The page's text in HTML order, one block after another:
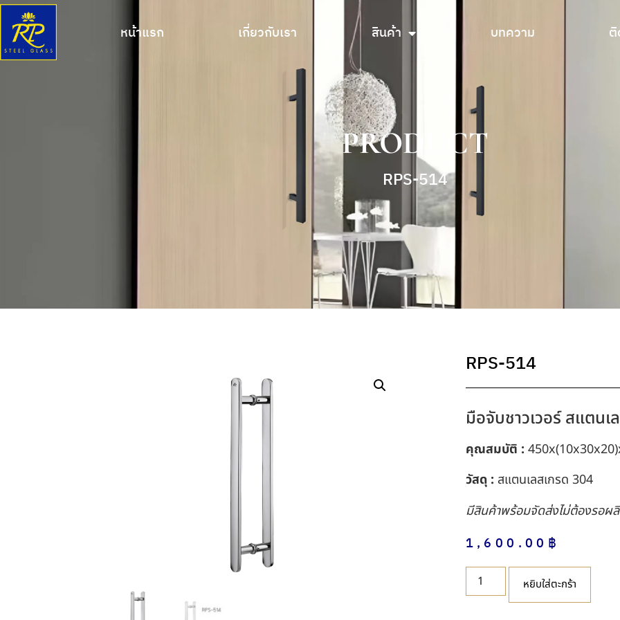
หน้าแรก เกี่ยวกับเรา สินค้า บทความ
หน้าแรก เกี่ยวกับเรา สินค้า บทความ
PRODUCT
RPS-514
RPS-514
มือจับชาวเวอร์ สแตนเ
คุณสมบัติ :
วัสดุ : สแตนเลสเกรด 304
มีสินค้าพร้อมจัดส่งไม่ต้องรอผ
1,600.00 ฿
หยิบใส่ตะกร้า